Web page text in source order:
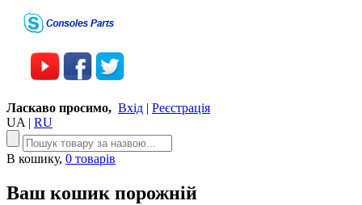
Ласкаво просимо, Вхід | Реєстрація
UA | RU
В кошику, 0 товарів
Ваш кошик порожній